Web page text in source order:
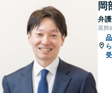
岡
弁
葛飾